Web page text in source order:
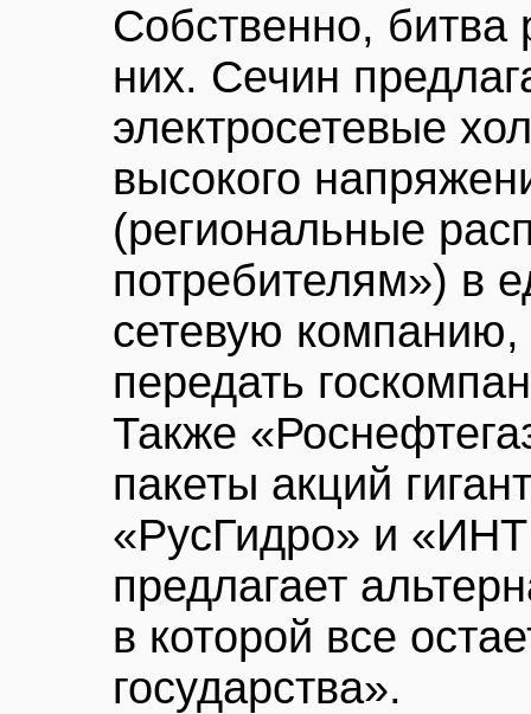
Собственно, битва
них. Сечин
электросетевые
высокого
(региональные
потребителям») в
сетевую компанию,
передать
Также
пакеты акций
«РусГидро» и
предлагает
в которой все
государства».